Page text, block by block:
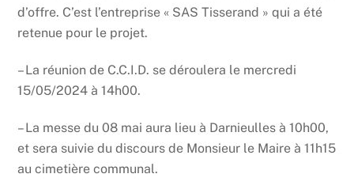
d’offre. C’est l’entreprise « SAS Tisserand » qui a été
retenue pour le projet.
– La réunion de C.C.I.D. se déroulera le mercredi
15/05/2024 à 14h00.
– La messe du 08 mai aura lieu à Darnieulles à 10h00,
et sera suivie du discours de Monsieur le Maire à 11h15
au cimetière communal.